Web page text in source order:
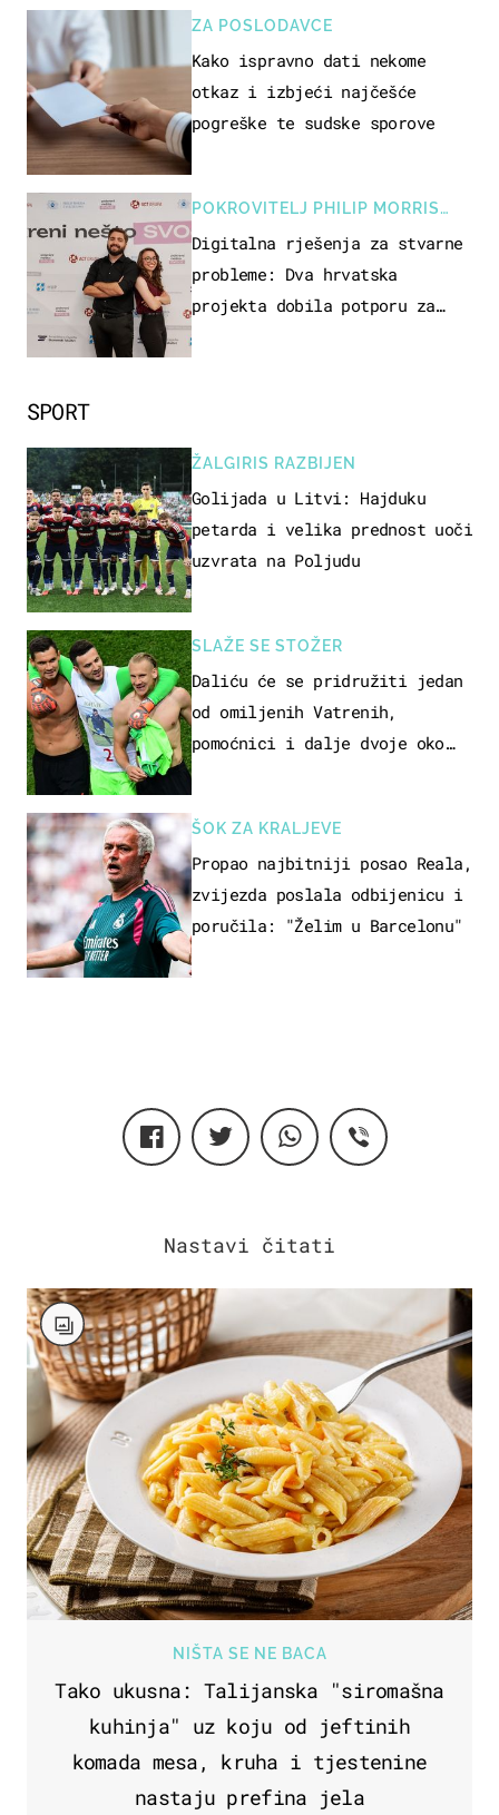
SPORT
ŽALGIRIS RAZBIJEN
Golijada u Litvi: Hajduku
petarda i velika prednost uoči
uzvrata na Poljudu
SLAŽE SE STOŽER
Daliću će se pridružiti jedan
od omiljenih Vatrenih,
pomoćnici i dalje dvoje oko
ŠOK ZA KRALJEVE
Propao najbitniji posao Reala,
zvijezda poslala odbijenicu i
poručila: "Želim u Barcelonu"
ZA POSLODAVCE
Kako ispravno dati nekome
otkaz i izbjeći najčešće
pogreške te sudske sporove
POKROVITELJ PHILIP MORRIS
ZAGREB
Digitalna rješenja za stvarne
probleme: Dva hrvatska
projekta dobila potporu za
NIŠTA SE NE BACA
Tako ukusna: Talijanska "siromašna
kuhinja" uz koju od jeftinih
komada mesa, kruha i tjestenine
nastaju prefina jela